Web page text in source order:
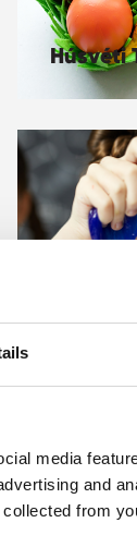
media
and
from
Húsvéti